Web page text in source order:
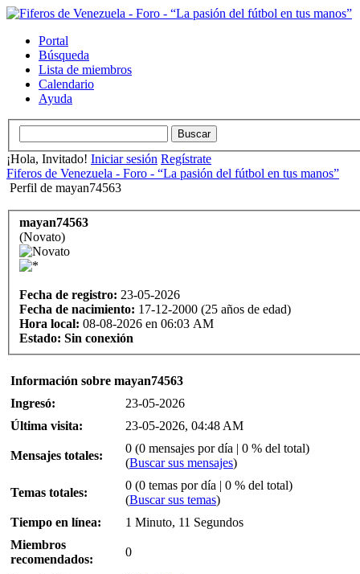
Portal
Búsqueda
Lista de miembros
Calendario
Ayuda
¡Hola, Invitado! Iniciar sesión Regístrate
Fiferos de Venezuela - Foro - “La pasión del fútbol en tus manos”
Perfil de mayan74563
mayan74563
(Novato)
Fecha de registro: 23-05-2026
Fecha de nacimiento: 17-12-2000 (25 años de edad)
Hora local: 08-08-2026 en 06:03 AM
Estado: Sin conexión
Información sobre mayan74563
Ingresó:
23-05-2026
Última visita:
23-05-2026, 04:48 AM
Mensajes totales:
0 (0 mensajes por día | 0 % del total)
(Buscar sus mensajes)
Temas totales:
0 (0 temas por día | 0 % del total)
(Buscar sus temas)
Tiempo en línea:
1 Minuto, 11 Segundos
Miembros
recomendados:
0